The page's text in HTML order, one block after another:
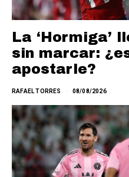
La ‘Hormiga’
sin marcar:
apostarle?
RAFAEL TORRES 08/08/2026